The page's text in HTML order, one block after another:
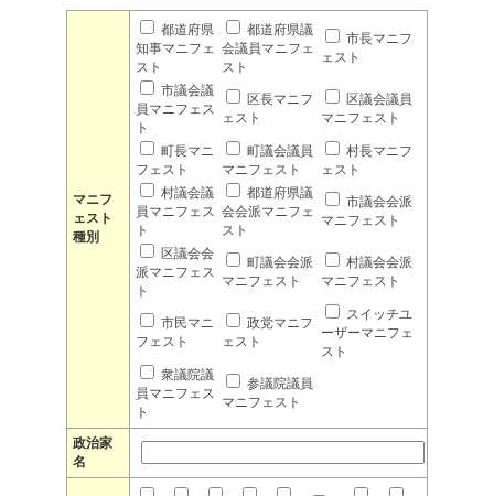
マニフ
ェスト
種別
都道府県
知事マニフェ
スト
都道府県議
会議員マニフェ
スト
市長マニフ
ェスト
市議会議
員マニフェス
ト
区長マニフ
ェスト
区議会議員
マニフェスト
町長マニ
フェスト
町議会議員
マニフェスト
村長マニフ
ェスト
村議会議
員マニフェス
ト
都道府県議
会会派マニフェ
スト
市議会会派
マニフェスト
区議会会
派マニフェス
ト
町議会会派
マニフェスト
村議会会派
マニフェスト
市民マニ
フェスト
政党マニフ
ェスト
スイッチユ
ーザーマニフェ
スト
衆議院議
員マニフェス
ト
参議院議員
マニフェスト
政治家
名